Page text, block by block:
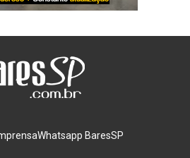
Whatsapp BaresSP